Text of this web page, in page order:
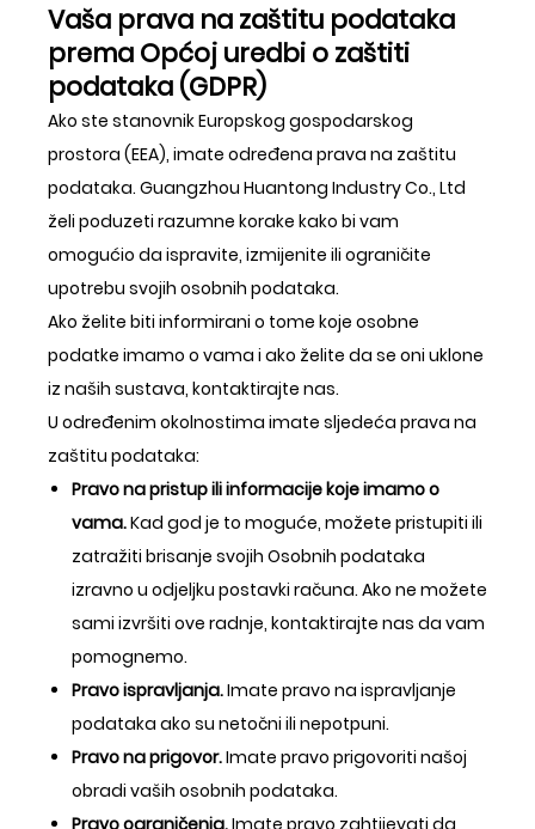
Vaša prava na zaštitu podataka
prema Općoj uredbi o zaštiti
podataka (GDPR)
Ako ste stanovnik Europskog gospodarskog
prostora (EEA), imate određena prava na zaštitu
podataka. Guangzhou Huantong Industry Co., Ltd
želi poduzeti razumne korake kako bi vam
omogućio da ispravite, izmijenite ili ograničite
upotrebu svojih osobnih podataka.
Ako želite biti informirani o tome koje osobne
podatke imamo o vama i ako želite da se oni uklone
iz naših sustava, kontaktirajte nas.
U određenim okolnostima imate sljedeća prava na
zaštitu podataka:
Pravo na pristup ili informacije koje imamo o
vama.Kad god je to moguće, možete pristupiti ili
zatražiti brisanje svojih Osobnih podataka
izravno u odjeljku postavki računa. Ako ne možete
sami izvršiti ove radnje, kontaktirajte nas da vam
pomognemo.
Pravo ispravljanja.Imate pravo na ispravljanje
podataka ako su netočni ili nepotpuni.
Pravo na prigovor.Imate pravo prigovoriti našoj
obradi vaših osobnih podataka.
Pravo ograničenja.Imate pravo zahtijevati da